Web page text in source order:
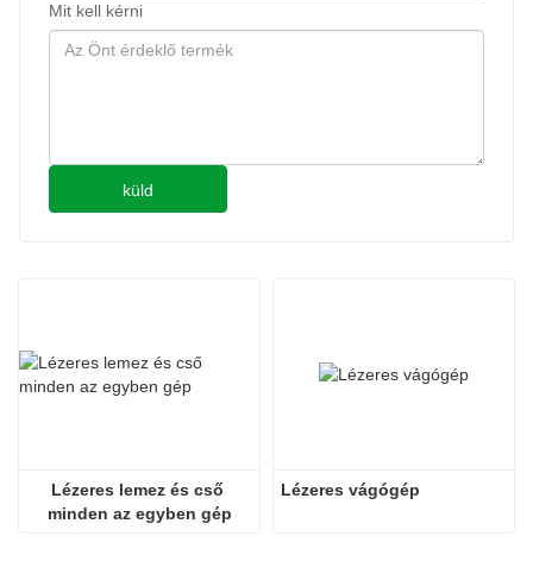
Mit kell kérni
küld
Lézeres lemez és cső
minden az egyben gép
Lézeres vágógép